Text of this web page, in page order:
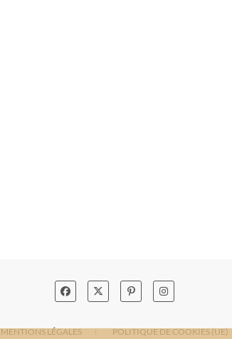
MENTIONS LÉGALES POLITIQUE DE COOKIES (UE)